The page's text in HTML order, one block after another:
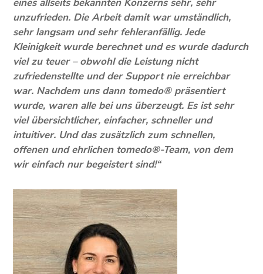
eines allseits bekannten Konzerns sehr, sehr
unzufrieden. Die Arbeit damit war umständlich,
sehr langsam und sehr fehleranfällig. Jede
Kleinigkeit wurde berechnet und es wurde dadurch
viel zu teuer – obwohl die Leistung nicht
zufriedenstellte und der Support nie erreichbar
war. Nachdem uns dann tomedo® präsentiert
wurde, waren alle bei uns überzeugt. Es ist sehr
viel übersichtlicher, einfacher, schneller und
intuitiver. Und das zusätzlich zum schnellen,
offenen und ehrlichen tomedo®-Team, von dem
wir einfach nur begeistert sind!“